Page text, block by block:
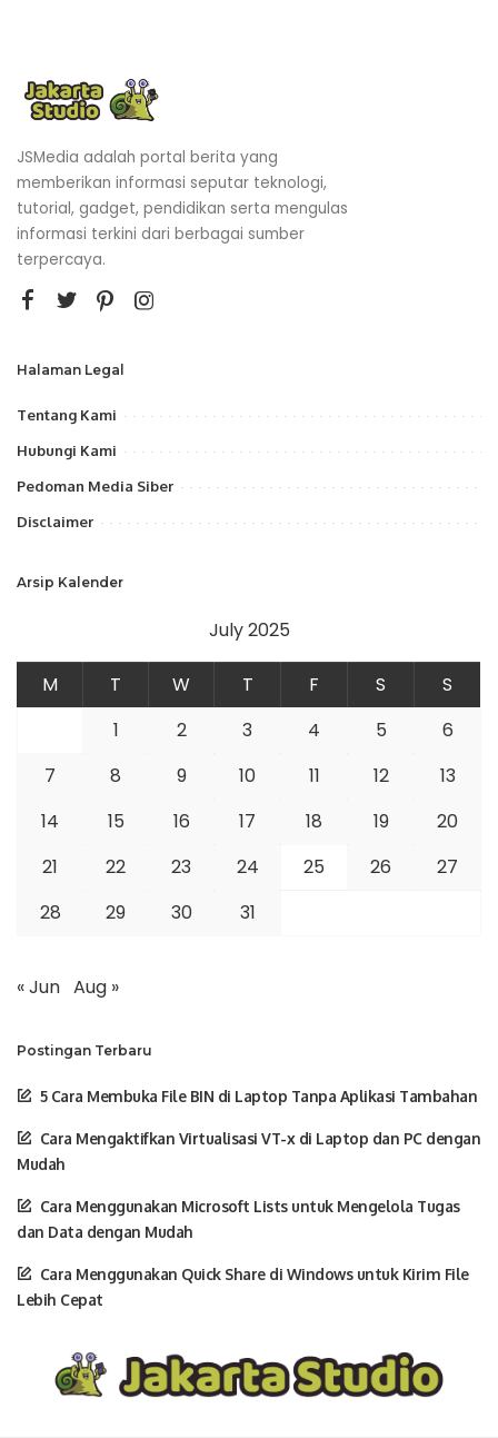
JSMedia adalah portal berita yang
memberikan informasi seputar teknologi,
tutorial, gadget, pendidikan serta mengulas
informasi terkini dari berbagai sumber
terpercaya.
Halaman Legal
Tentang Kami
Hubungi Kami
Pedoman Media Siber
Disclaimer
Arsip Kalender
July 2025
M T W T F S
S
1
2 3 4 5
6
7
8 9 10 11 12
13
14
15 16 17 18 19
20
21
22 23 24 25 26
27
28
29 30 31
« Jun Aug »
Postingan Terbaru
5 Cara Membuka File BIN di Laptop Tanpa Aplikasi Tambahan
Cara Mengaktifkan Virtualisasi VT-x di Laptop dan PC dengan
Mudah
Cara Menggunakan Microsoft Lists untuk Mengelola Tugas
dan Data dengan Mudah
Cara Menggunakan Quick Share di Windows untuk Kirim File
Lebih Cepat